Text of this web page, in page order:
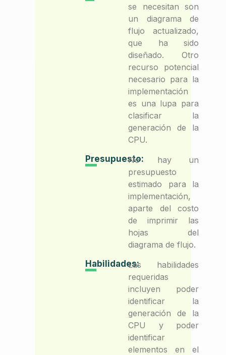
se necesitan son
un diagrama de
flujo actualizado,
que ha sido
diseñado. Otro
recurso potencial
necesario para la
implementación
es una lupa para
clasificar la
generación de la
CPU.
Presupuesto:No hay un
presupuesto
estimado para la
implementación,
aparte del costo
de imprimir las
hojas del
diagrama de flujo.
Habilidades:Las habilidades
requeridas
incluyen poder
identificar la
generación de la
CPU y poder
identificar
elementos en el